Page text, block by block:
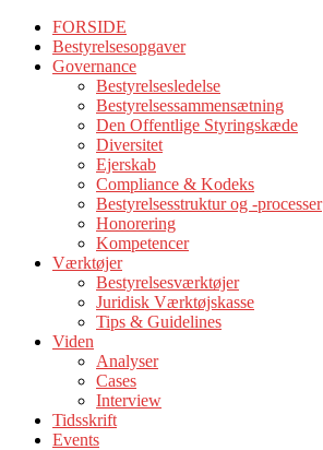
FORSIDE
Bestyrelsesopgaver
Governance
Bestyrelsesledelse
Bestyrelsessammensætning
Den Offentlige Styringskæde
Diversitet
Ejerskab
Compliance & Kodeks
Bestyrelsesstruktur og -processer
Honorering
Kompetencer
Værktøjer
Bestyrelsesværktøjer
Juridisk Værktøjskasse
Tips & Guidelines
Viden
Analyser
Cases
Interview
Tidsskrift
Events